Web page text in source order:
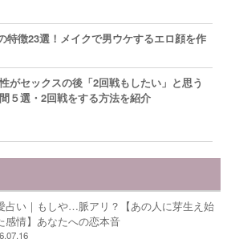
特徴23選！メイクで男ウケするエロ顔を作
がセックスの後「2回戦もしたい」と思う
５選・2回戦をする方法を紹介
占い｜もしや…脈アリ？【あの人に芽生え始
感情】あなたへの恋本音